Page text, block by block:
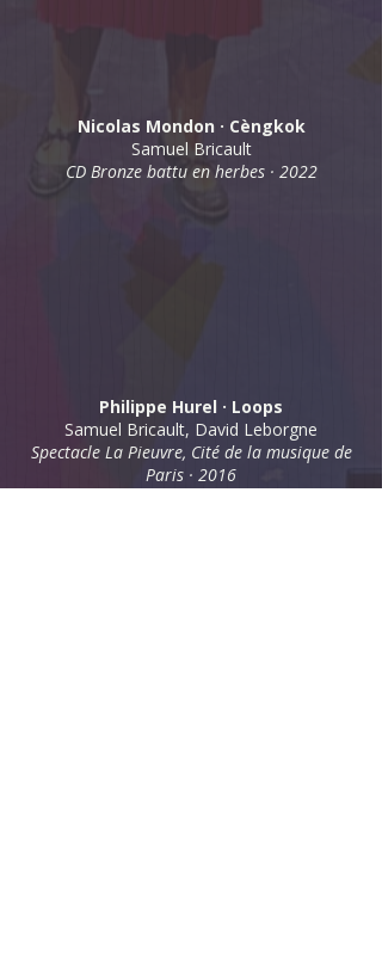
Nicolas Mondon · Cèngkok
Samuel Bricault
CD Bronze battu en herbes · 2022
Philippe Hurel · Loops
Samuel Bricault, David Leborgne
Spectacle La Pieuvre, Cité de la musique de
Paris · 2016